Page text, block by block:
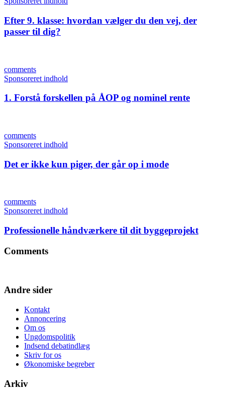
Efter 9. klasse: hvordan vælger du den vej, der
passer til dig?
comments
Sponsoreret indhold
1. Forstå forskellen på ÅOP og nominel rente
comments
Sponsoreret indhold
Det er ikke kun piger, der går op i mode
comments
Sponsoreret indhold
Professionelle håndværkere til dit byggeprojekt
Comments
Andre sider
Kontakt
Annoncering
Om os
Ungdomspolitik
Indsend debatindlæg
Skriv for os
Økonomiske begreber
Arkiv